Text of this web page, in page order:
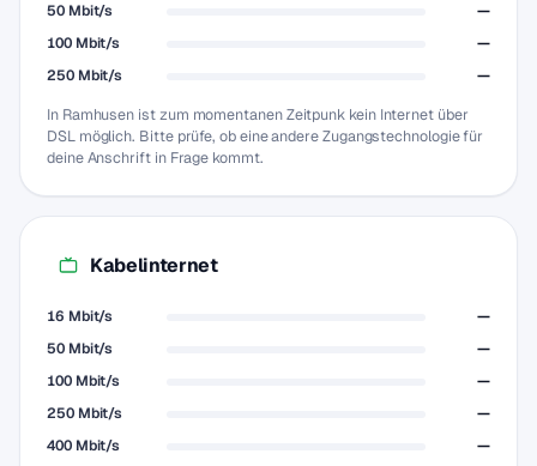
50 Mbit/s
—
100 Mbit/s
—
250 Mbit/s
—
In Ramhusen ist zum momentanen Zeitpunk kein Internet über
DSL möglich. Bitte prüfe, ob eine andere Zugangstechnologie für
deine Anschrift in Frage kommt.
Kabelinternet
16 Mbit/s
—
50 Mbit/s
—
100 Mbit/s
—
250 Mbit/s
—
400 Mbit/s
—